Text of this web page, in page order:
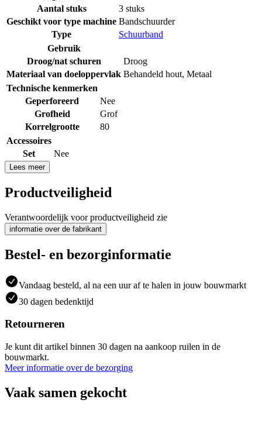
Aantal stuks
3 stuks
Geschikt voor type machine Bandschuurder
Type
Schuurband
Gebruik
Droog/nat schuren
Droog
Materiaal van doeloppervlak Behandeld hout, Metaal
Technische kenmerken
Geperforeerd
Nee
Grofheid
Grof
Korrelgrootte
80
Accessoires
Set
Nee
Lees meer
Productveiligheid
Verantwoordelijk voor productveiligheid zie
informatie over de fabrikant
Bestel- en bezorginformatie
Vandaag besteld, al na een uur af te halen in jouw bouwmarkt
30 dagen bedenktijd
Retourneren
Je kunt dit artikel binnen 30 dagen na aankoop ruilen in de
bouwmarkt.
Meer informatie over de bezorging
Vaak samen gekocht